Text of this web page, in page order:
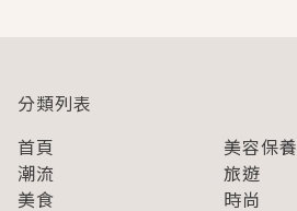
分類列表
首頁
美容保養
潮流
旅遊
美食
時尚